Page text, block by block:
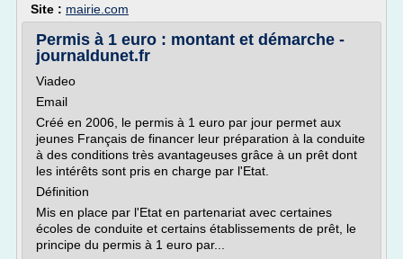
Site : mairie.com
Permis à 1 euro : montant et démarche -
journaldunet.fr
Viadeo
Email
Créé en 2006, le permis à 1 euro par jour permet aux
jeunes Français de financer leur préparation à la conduite
à des conditions très avantageuses grâce à un prêt dont
les intérêts sont pris en charge par l'Etat.
Définition
Mis en place par l'Etat en partenariat avec certaines
écoles de conduite et certains établissements de prêt, le
principe du permis à 1 euro par...